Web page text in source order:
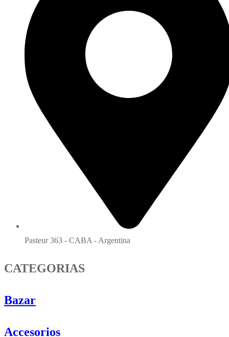
Pasteur 363 - CABA - Argentina
CATEGORIAS
Bazar
Accesorios